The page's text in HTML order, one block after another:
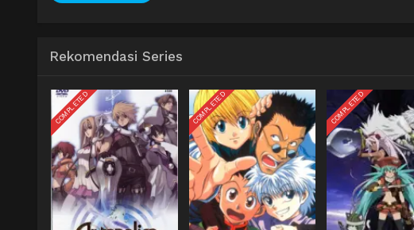
Rekomendasi Series
COMPLETED COMPLETED COMPLETED